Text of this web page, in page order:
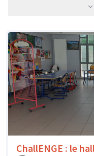
ChallENGE : le